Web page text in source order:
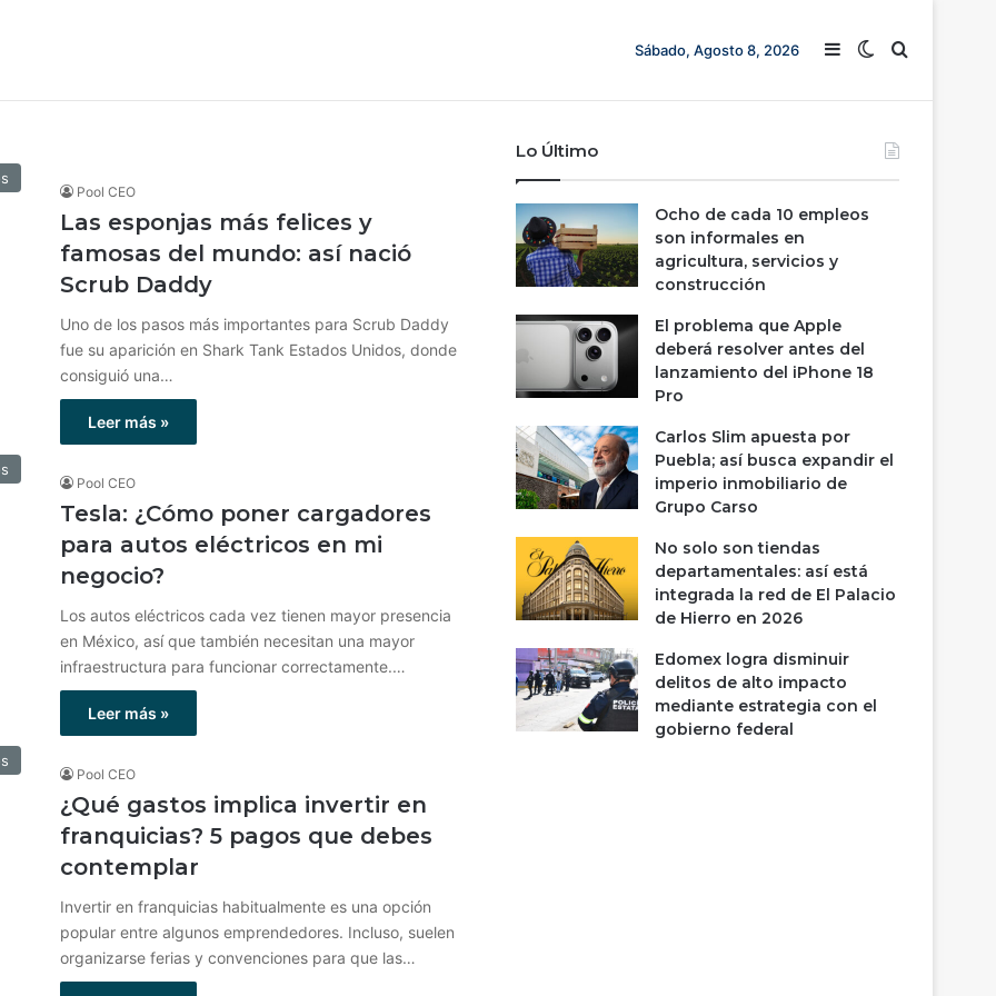
Sábado, Agosto 8, 2026 Barra lateral
Switch skin
Buscar
Pool CEO
Las esponjas más felices y
famosas del mundo: así nació
Scrub Daddy
Uno de los pasos más importantes para Scrub Daddy
fue su aparición en Shark Tank Estados Unidos, donde
consiguió una…
Leer más »
Pool CEO
Tesla: ¿Cómo poner cargadores
para autos eléctricos en mi
negocio?
Los autos eléctricos cada vez tienen mayor presencia
en México, así que también necesitan una mayor
infraestructura para funcionar correctamente.…
Leer más »
Pool CEO
¿Qué gastos implica invertir en
franquicias? 5 pagos que debes
contemplar
Invertir en franquicias habitualmente es una opción
popular entre algunos emprendedores. Incluso, suelen
organizarse ferias y convenciones para que las…
Lo Último
Ocho de cada 10 empleos
son informales en
agricultura, servicios y
construcción
El problema que Apple
deberá resolver antes del
lanzamiento del iPhone 18
Pro
Carlos Slim apuesta por
Puebla; así busca expandir el
imperio inmobiliario de
Grupo Carso
No solo son tiendas
departamentales: así está
integrada la red de El Palacio
de Hierro en 2026
Edomex logra disminuir
delitos de alto impacto
mediante estrategia con el
gobierno federal